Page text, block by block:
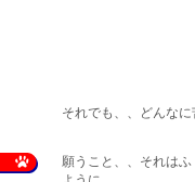
それでも、、どんな
願うこと、、それは